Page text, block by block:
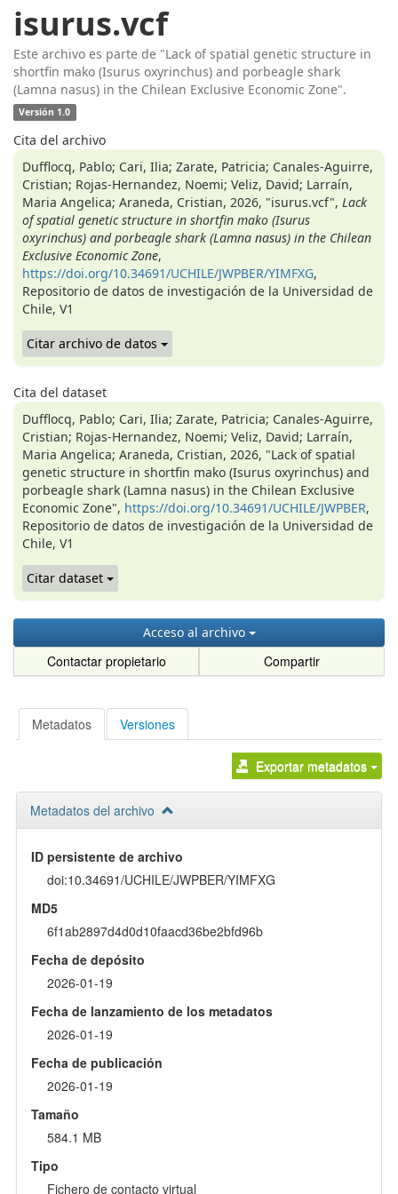
isurus.vcf
Este archivo es parte de "Lack of spatial genetic structure in
shortfin mako (Isurus oxyrinchus) and porbeagle shark
(Lamna nasus) in the Chilean Exclusive Economic Zone".
Versión 1.0
Cita del archivo
Dufflocq, Pablo; Cari, Ilia; Zarate, Patricia; Canales-Aguirre,
Cristian; Rojas-Hernandez, Noemi; Veliz, David; Larraín,
Maria Angelica; Araneda, Cristian, 2026, "isurus.vcf", Lack
of spatial genetic structure in shortfin mako (Isurus
oxyrinchus) and porbeagle shark (Lamna nasus) in the Chilean
Exclusive Economic Zone,
https://doi.org/10.34691/UCHILE/JWPBER/YIMFXG,
Repositorio de datos de investigación de la Universidad de
Chile, V1
Citar archivo de datos
Cita del dataset
Dufflocq, Pablo; Cari, Ilia; Zarate, Patricia; Canales-Aguirre,
Cristian; Rojas-Hernandez, Noemi; Veliz, David; Larraín,
Maria Angelica; Araneda, Cristian, 2026, "Lack of spatial
genetic structure in shortfin mako (Isurus oxyrinchus) and
porbeagle shark (Lamna nasus) in the Chilean Exclusive
Economic Zone", https://doi.org/10.34691/UCHILE/JWPBER,
Repositorio de datos de investigación de la Universidad de
Chile, V1
Citar dataset
Acceso al archivo
Contactar propietario Compartir
Metadatos Versiones
Exportar metadatos
Metadatos del archivo
ID persistente de archivo
doi:10.34691/UCHILE/JWPBER/YIMFXG
MD5
6f1ab2897d4d0d10faacd36be2bfd96b
Fecha de depósito
2026-01-19
Fecha de lanzamiento de los metadatos
2026-01-19
Fecha de publicación
2026-01-19
Tamaño
584.1 MB
Tipo
Fichero de contacto virtual